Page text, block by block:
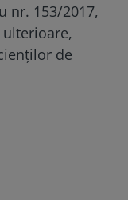
nr. 153/2017,
de